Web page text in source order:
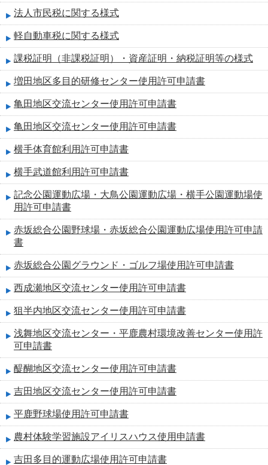
法人市民税に関する様式
軽自動車税に関する様式
課税証明（非課税証明）・資産証明・納税証明等の様式
増田地区多目的研修センター使用許可申請書
亀田地区交流センター使用許可申請書
亀田地区交流センター使用許可申請書
横手体育館利用許可申請書
横手武道館利用許可申請書
記念公園運動広場・大鳥公園運動広場・横手公園運動場使
用許可申請書
赤坂総合公園野球場・赤坂総合公園運動広場使用許可申請
書
赤坂総合公園グラウンド・ゴルフ場使用許可申請書
西成瀬地区交流センター使用許可申請書
狙半内地区交流センター使用許可申請書
浅舞地区交流センター・平鹿農村環境改善センター使用許
可申請書
醍醐地区交流センター使用許可申請書
吉田地区交流センター使用許可申請書
平鹿野球場使用許可申請書
農村体験学習施設アイリスハウス使用申請書
吉田多目的運動広場使用許可申請書